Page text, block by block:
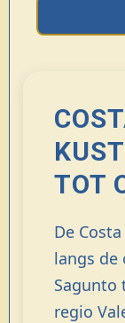
TOT
De
langs de
Sagunto
regio